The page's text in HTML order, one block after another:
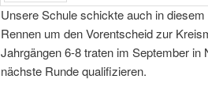
Zurück
Unsere Schule schickte auch in
Rennen um den Vorentscheid zur
Jahrgängen 6-8 traten im September
nächste Runde qualifizieren.